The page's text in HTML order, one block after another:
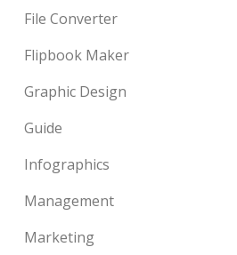
File Converter
Flipbook Maker
Graphic Design
Guide
Infographics
Management
Marketing